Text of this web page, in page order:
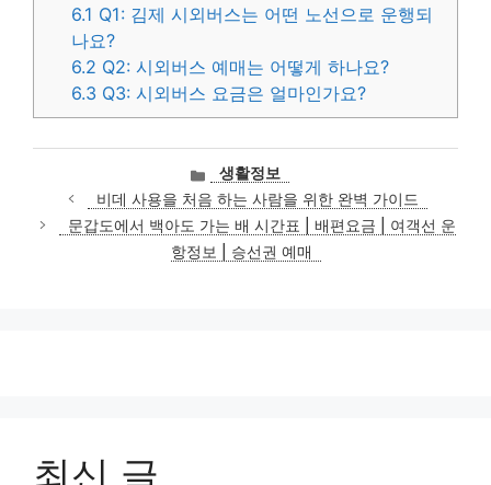
6.1 Q1: 김제 시외버스는 어떤 노선으로 운행되
나요?
6.2 Q2: 시외버스 예매는 어떻게 하나요?
6.3 Q3: 시외버스 요금은 얼마인가요?
카
테
고
리
생활정보
비데 사용을 처음 하는 사람을 위한 완벽 가이드
문갑도에서 백아도 가는 배 시간표 | 배편요금 | 여객선 운
항정보 | 승선권 예매
최신 글